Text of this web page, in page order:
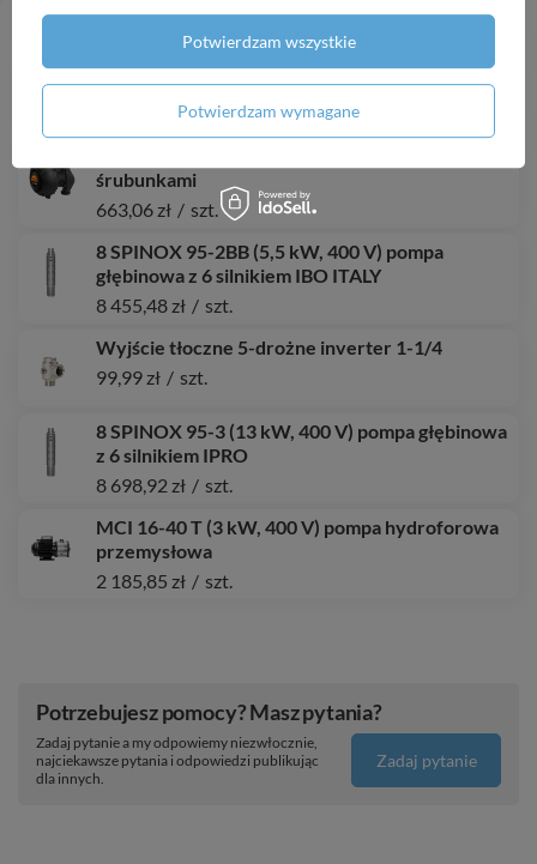
4 FP4 E030 (2,2 kW, 400 V) pompa głębinowa
3 083,19 zł
szt.
śrubunkami
663,06 zł / szt.
8 SPINOX 95-2BB (5,5 kW, 400 V) pompa
głębinowa z 6 silnikiem IBO ITALY
8 455,48 zł / szt.
Wyjście tłoczne 5-drożne inverter 1-1/4
99,99 zł / szt.
8 SPINOX 95-3 (13 kW, 400 V) pompa głębinowa
z 6 silnikiem IPRO
8 698,92 zł / szt.
MCI 16-40 T (3 kW, 400 V) pompa hydroforowa
przemysłowa
2 185,85 zł / szt.
Potrzebujesz pomocy? Masz pytania?
Zadaj pytanie a my odpowiemy niezwłocznie,
najciekawsze pytania i odpowiedzi publikując
dla innych.
Zadaj pytanie
Potwierdzam wymagane
Potwierdzam wszystkie